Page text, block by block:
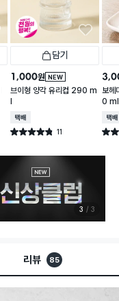
담기
NEW
1,000원
브이형 양각 유리컵 290 m
l
택배배송
별점 4.8점 11
건 작성
보헤
0 ml
택배
별점
3 3
리뷰 85